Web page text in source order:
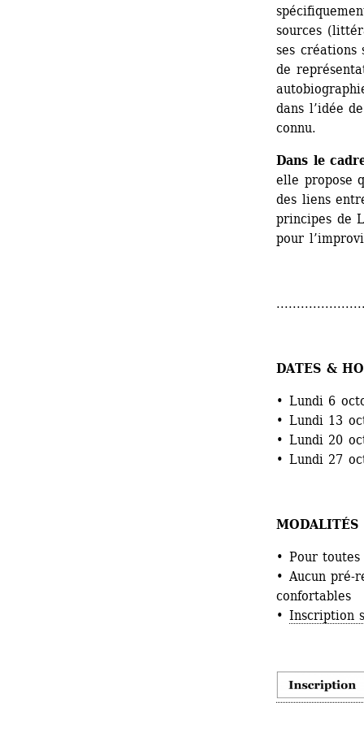
sources
ses
de
dans l’idée
connu.
Dans le
elle propose
des liens
principes de
pour
DATES &
• Lundi 6
• Lundi 13
• Lundi 20
• Lundi 27
MODALITÉS
• Pour
• Aucun pré-
confortables
• Inscription